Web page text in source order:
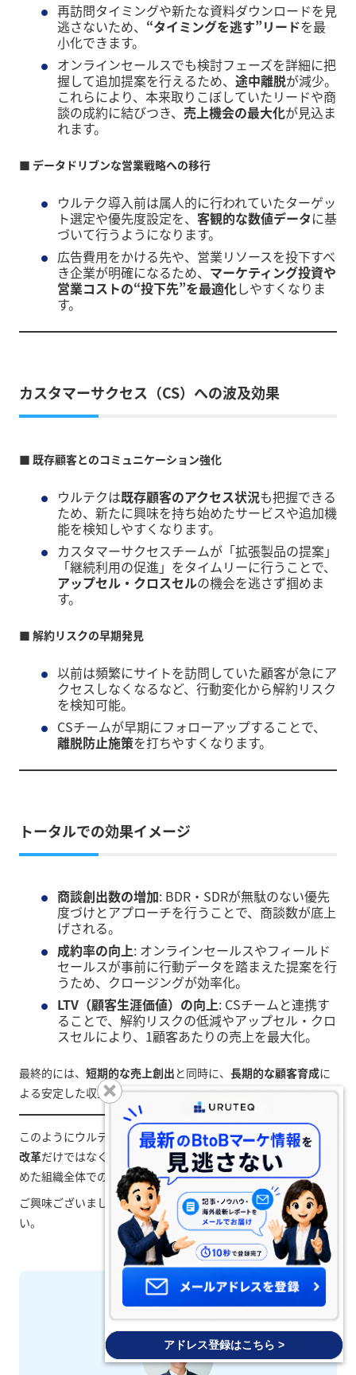
再訪問タイミングや新たな資料ダウンロードを見
逃さないため、 “タイミングを逃す”リードを最
小化できます。
オンラインセールスでも検討フェーズを詳細に把
握して追加提案を行えるため、 途中離脱が減少。
これらにより、本来取りこぼしていたリードや商
談の成約に結びつき、 売上機会の最大化が見込ま
れます。
■ データドリブンな営業戦略への移行
ウルテク導入前は属人的に行われていたターゲッ
ト選定や優先度設定を、 客観的な数値データに基
づいて行うようになります。
広告費用をかける先や、営業リソースを投下すべ
き企業が明確になるため、 マーケティング投資や
営業コストの“投下先”を最適化しやすくなりま
す。
カスタマーサクセス（CS）への波及効果
■ 既存顧客とのコミュニケーション強化
ウルテクは既存顧客のアクセス状況も把握できる
ため、新たに興味を持ち始めたサービスや追加機
能を検知しやすくなります。
カスタマーサクセスチームが「拡張製品の提案」
「継続利用の促進」をタイムリーに行うことで、
アップセル・クロスセルの機会を逃さず掴めま
す。
■ 解約リスクの早期発見
以前は頻繁にサイトを訪問していた顧客が急にア
クセスしなくなるなど、行動変化から解約リスク
を検知可能。
CSチームが早期にフォローアップすることで、
離脱防止施策を打ちやすくなります。
トータルでの効果イメージ
商談創出数の増加: BDR・SDRが無駄のない優先
度づけとアプローチを行うことで、商談数が底上
げされる。
成約率の向上: オンラインセールスやフィールド
セールスが事前に行動データを踏まえた提案を行
うため、クロージングが効率化。
LTV（顧客生涯価値）の向上: CSチームと連携す
ることで、解約リスクの低減やアップセル・クロ
スセルにより、1顧客あたりの売上を最大化。
最終的には、 短期的な売上創出 と同時に、 長期的な顧客育成に
よる安定した収益基盤の確立が見込まれます。
このようにウルテクは、インサイドセールスを中心とした営業
改革だけではなく、マーケティングやカスタマーサクセスも含
めた組織全体での効果をもたらすツールです。
ご興味ございましたらぜひサービス資料をダウンロードくださ
い。
著者紹介
アドレス登録はこちら >